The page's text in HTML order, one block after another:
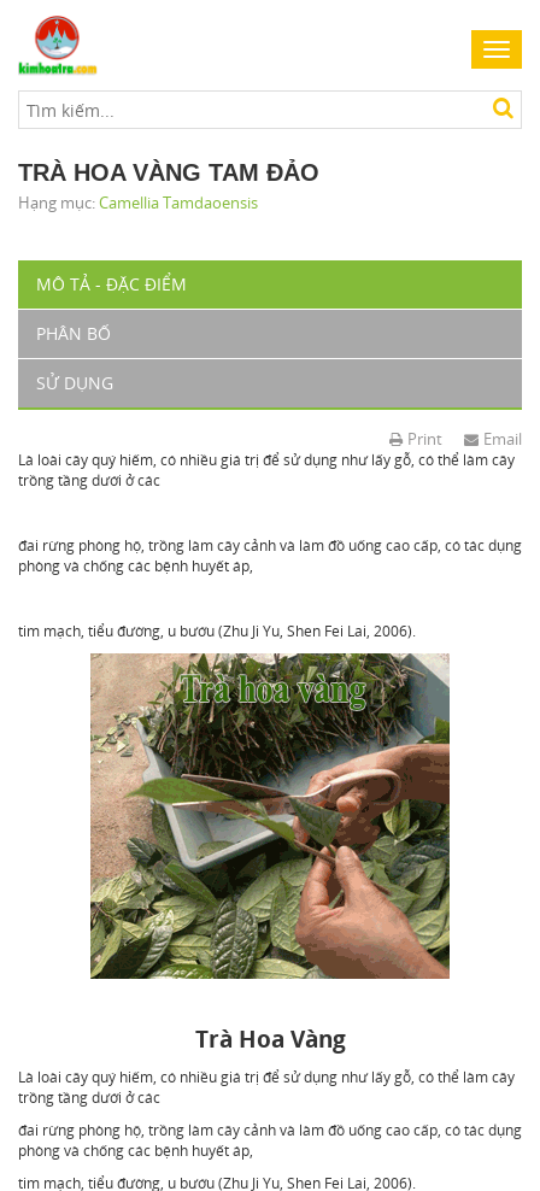
TRÀ HOA VÀNG TAM ĐẢO
Hạng mục:Camellia Tamdaoensis
MÔ TẢ - ĐẶC ĐIỂM
PHÂN BỐ
SỬ DỤNG
Print Email
Là loài cây quý hiếm, có nhiều giá trị để sử dụng như lấy gỗ, có thể làm cây
trồng tầng dưới ở các
đai rừng phòng hộ, trồng làm cây cảnh và làm đồ uống cao cấp, có tác dụng
phòng và chống các bệnh huyết áp,
tim mạch, tiểu đường, u bướu (Zhu Ji Yu, Shen Fei Lai, 2006).
Trà Hoa Vàng
Là loài cây quý hiếm, có nhiều giá trị để sử dụng như lấy gỗ, có thể làm cây
trồng tầng dưới ở các
đai rừng phòng hộ, trồng làm cây cảnh và làm đồ uống cao cấp, có tác dụng
phòng và chống các bệnh huyết áp,
tim mạch, tiểu đường, u bướu (Zhu Ji Yu, Shen Fei Lai, 2006).